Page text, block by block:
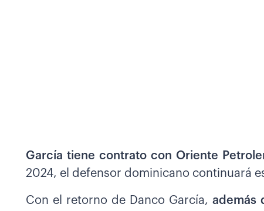
García tiene contrato con Oriente
2024, el defensor dominicano continuará
Con el retorno de Danco García, además